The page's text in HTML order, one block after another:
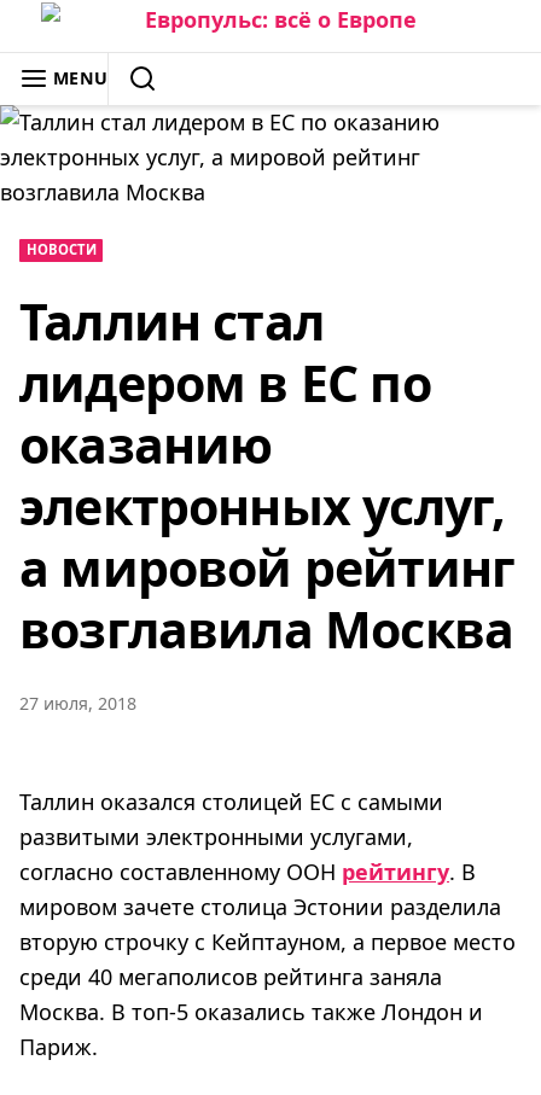
Skip
to
content
ЕВРОПУЛЬС: ВСЁ О ЕВРОПЕ
MENU
SEARCH
НОВОСТИ
Таллин стал
лидером в ЕС по
оказанию
электронных услуг,
а мировой рейтинг
возглавила Москва
27 июля, 2018
Таллин оказался столицей ЕС с самыми
развитыми электронными услугами,
согласно составленному ООН рейтингу. В
мировом зачете столица Эстонии разделила
вторую строчку с Кейптауном, а первое место
среди 40 мегаполисов рейтинга заняла
Москва. В топ-5 оказались также Лондон и
Париж.